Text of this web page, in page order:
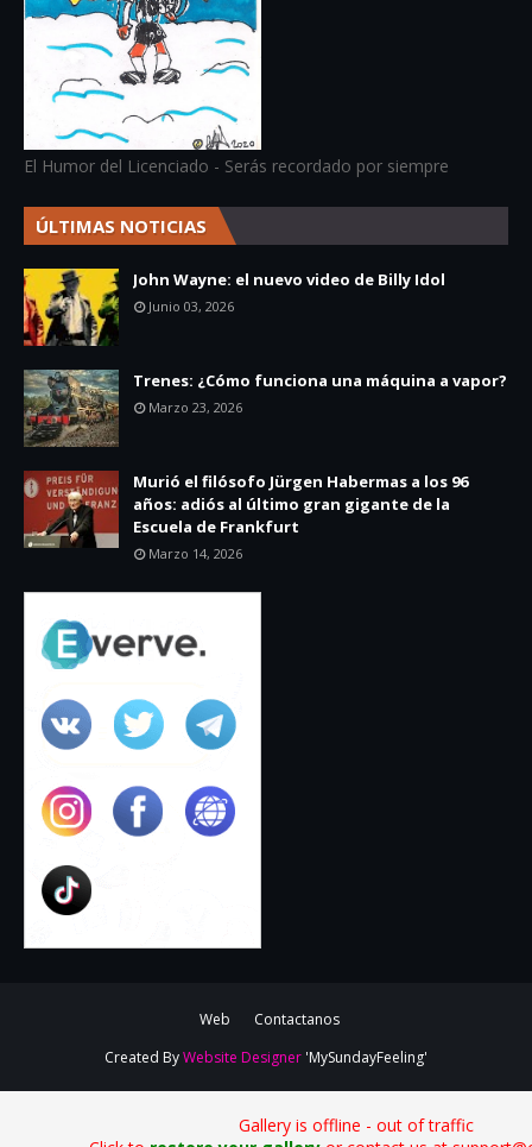
El Humor del Licenciado - Serás recordado por siempre
ÚLTIMAS NOTICIAS
John Wayne: el nuevo video de Billy Idol
Junio 03, 2026
Trenes: ¿Cómo funciona una máquina a vapor?
Marzo 23, 2026
Murió el filósofo Jürgen Habermas a los 96
años: adiós al último gran gigante de la
Escuela de Frankfurt
Marzo 14, 2026
Web
Contactanos
Created ByWebsite Designer 'MySundayFeeling'
Gallery is offline - out of traffic